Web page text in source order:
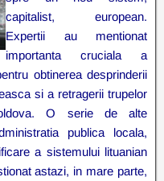
capitalist, european.
Expertii au mentionat
importanta cruciala a
obtinerea desprinderii
si a retragerii trupelor
O serie de alte
publica locala,
a sistemului lituanian
astazi, in mare parte,